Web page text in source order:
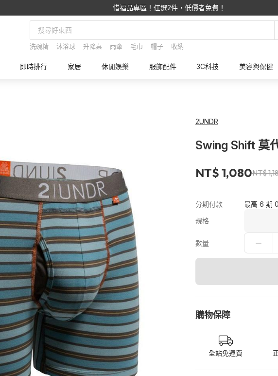
惜福品專區！任選2件，低價者免費！
洗碗精 沐浴球 升降桌 雨傘 毛巾 帽子 收納
即時排行 家居 休閒娛樂 服飾配件 3C科技 美容與保健
2UNDR
Swing Shift 莫
NT$ 1,080NT$
分期付款
最高 6 期
規格
數量
購物保障
全站免運費